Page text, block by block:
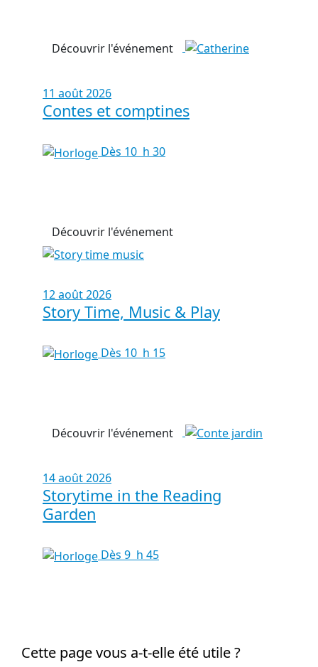
Découvrir l'événement
11 août 2026
Contes et comptines
Dès 10 h 30
Découvrir l'événement
12 août 2026
Story Time, Music & Play
Dès 10 h 15
Découvrir l'événement
14 août 2026
Storytime in the Reading
Garden
Dès 9 h 45
Cette page vous a-t-elle été utile ?